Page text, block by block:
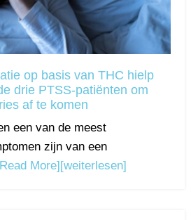
op basis van THC hielp
drie PTSS-patiënten om
af te komen
een van de meest
zijn van een
More][weiterlesen]